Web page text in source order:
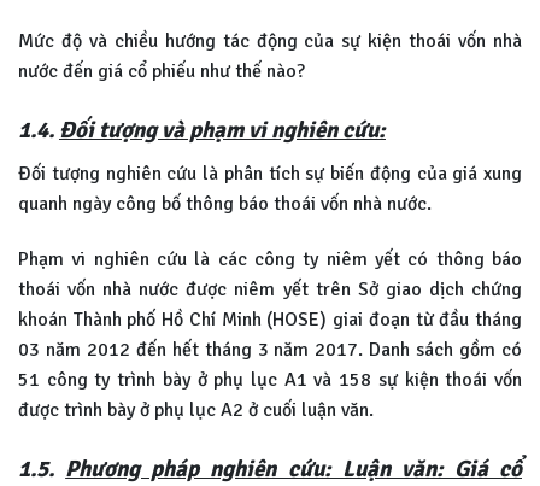
Mức độ và chiều hướng tác động của sự kiện thoái vốn nhà
nước đến giá cổ phiếu như thế nào?
1.4. Đối tượng và phạm vi nghiên cứu:
Đối tượng nghiên cứu là phân tích sự biến động của giá xung
quanh ngày công bố thông báo thoái vốn nhà nước.
Phạm vi nghiên cứu là các công ty niêm yết có thông báo
thoái vốn nhà nước được niêm yết trên Sở giao dịch chứng
khoán Thành phố Hồ Chí Minh (HOSE) giai đoạn từ đầu tháng
03 năm 2012 đến hết tháng 3 năm 2017. Danh sách gồm có
51 công ty trình bày ở phụ lục A1 và 158 sự kiện thoái vốn
được trình bày ở phụ lục A2 ở cuối luận văn.
1.5. Phương pháp nghiên cứu: Luận văn: Giá cổ